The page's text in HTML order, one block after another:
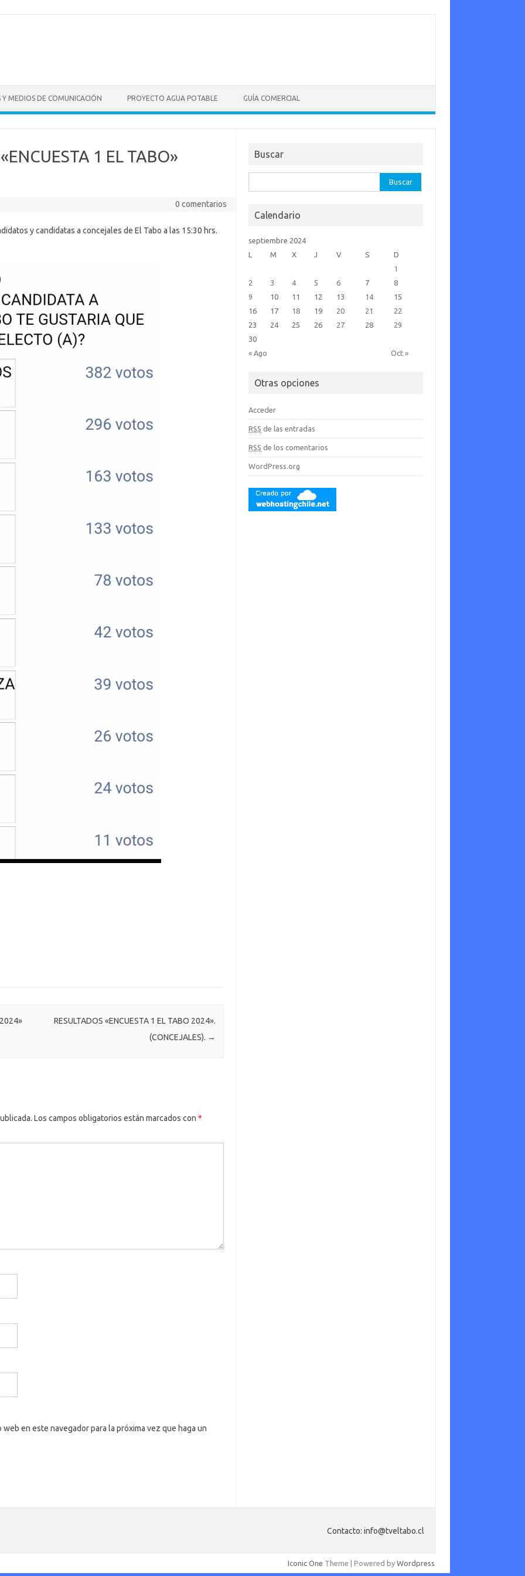
Y MEDIOS DE COMUNICACIÓN PROYECTO AGUA POTABLE GUÍA COMERCIAL
1 EL TABO»
0 comentarios
y candidatas a concejales de El Tabo a las 15:30 hrs.
RESULTADOS «ENCUESTA 1 EL TABO 2024».
(CONCEJALES). →
Los campos obligatorios están marcados con *
en este navegador para la próxima vez que haga un
Buscar
Calendario
septiembre 2024
L
M X J V S D
« Ago Oct »
1
2
3 4 5 6 7
8
9
10 11 12 13 14
15
16
17 18 19 20 21
22
23
24 25 26 27 28
29
30
Otras opciones
Acceder
RSS de las entradas
RSS de los comentarios
WordPress.org
Contacto: info@tveltabo.cl
Iconic One Theme | Powered by Wordpress